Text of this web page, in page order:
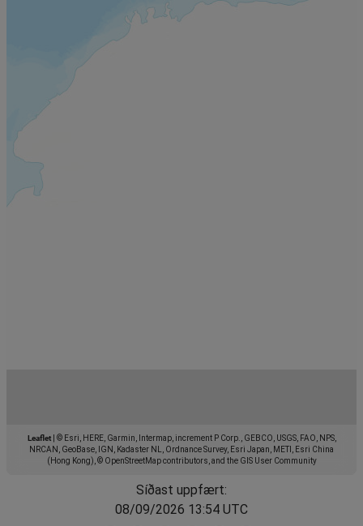
Leaflet
© Esri, HERE, Garmin, Intermap, increment P Corp., GEBCO, USGS, FAO, NPS,
NRCAN, GeoBase, IGN, Kadaster NL, Ordnance Survey, Esri Japan, METI, Esri China
(Hong Kong), © OpenStreetMap contributors, and the GIS User Community
Síðast uppfært:
08/09/2026 13:54 UTC